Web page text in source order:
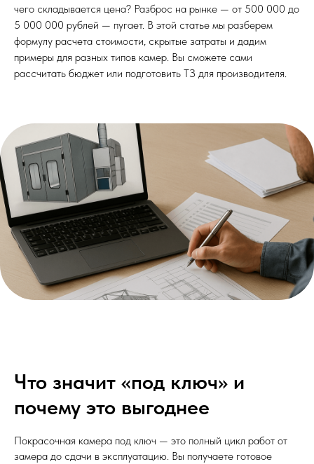
чего складывается цена? Разброс на рынке — от 500 000 до
5 000 000 рублей — пугает. В этой статье мы разберем
формулу расчета стоимости, скрытые затраты и дадим
примеры для разных типов камер. Вы сможете сами
рассчитать бюджет или подготовить ТЗ для производителя.
Что значит «под ключ» и
почему это выгоднее
Покрасочная камера под ключ — это полный цикл работ от
замера до сдачи в эксплуатацию. Вы получаете готовое